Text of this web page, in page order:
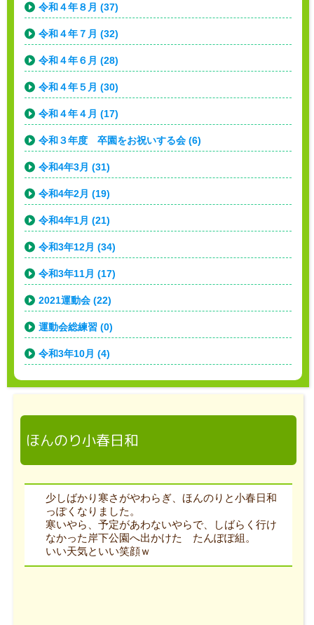
令和４年８月 (37)
令和４年７月 (32)
令和４年６月 (28)
令和４年５月 (30)
令和４年４月 (17)
令和３年度 卒園をお祝いする会 (6)
令和4年3月 (31)
令和4年2月 (19)
令和4年1月 (21)
令和3年12月 (34)
令和3年11月 (17)
2021運動会 (22)
運動会総練習 (0)
令和3年10月 (4)
ほんのり小春日和
少しばかり寒さがやわらぎ、ほんのりと小春日和
っぽくなりました。
寒いやら、予定があわないやらで、しばらく行け
なかった岸下公園へ出かけた たんぽぽ組。
いい天気といい笑顔ｗ